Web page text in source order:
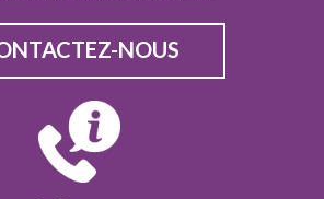
NOUS